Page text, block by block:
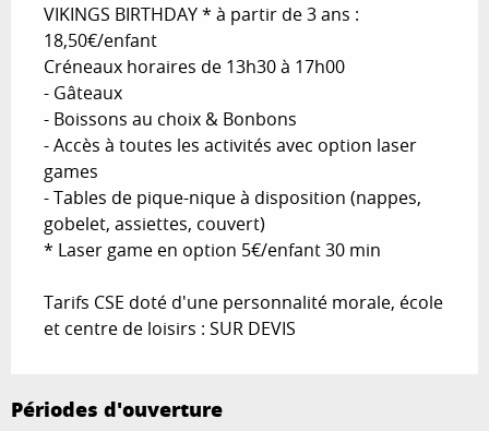
VIKINGS BIRTHDAY * à partir de 3 ans :
18,50€/enfant
Créneaux horaires de 13h30 à 17h00
- Gâteaux
- Boissons au choix & Bonbons
- Accès à toutes les activités avec option laser
games
- Tables de pique-nique à disposition (nappes,
gobelet, assiettes, couvert)
* Laser game en option 5€/enfant 30 min
Tarifs CSE doté d'une personnalité morale, école
et centre de loisirs : SUR DEVIS
Périodes d'ouverture